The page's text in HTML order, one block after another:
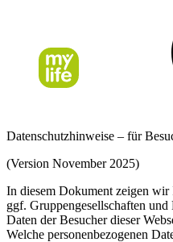
Datenschutzhinweise – für
(Version November 2025)
In diesem Dokument zeigen
ggf. Gruppengesellschaften und
Daten der Besucher dieser
Welche personenbezogenen